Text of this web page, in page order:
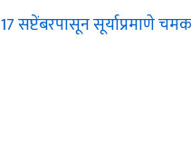
17 सप्टेंबरपासून सूर्याप्रमाणे